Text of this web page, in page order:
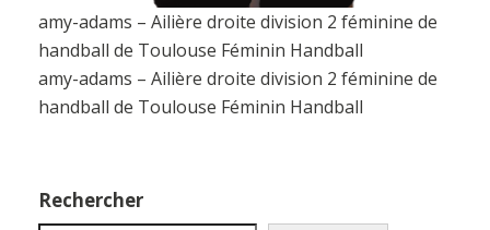
amy-adams – Ailière droite division 2 féminine de
handball de Toulouse Féminin Handball
amy-adams – Ailière droite division 2 féminine de
handball de Toulouse Féminin Handball
Rechercher